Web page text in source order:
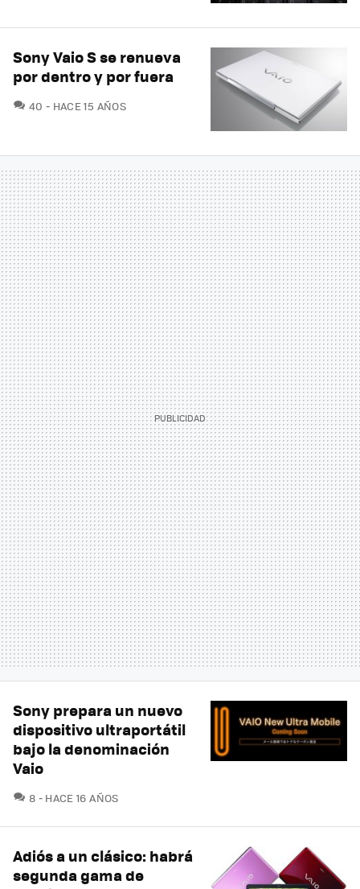
Sony Vaio S se renueva
por dentro y por fuera
40 COMENTARIOS
HACE 15 AÑOS
Sony prepara un nuevo
dispositivo ultraportátil
bajo la denominación
Vaio
8 COMENTARIOS
HACE 16 AÑOS
Adiós a un clásico: habrá
segunda gama de